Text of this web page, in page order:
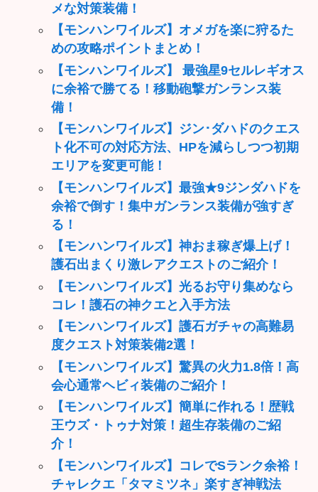
メな対策装備！
【モンハンワイルズ】オメガを楽に狩るた
めの攻略ポイントまとめ！
【モンハンワイルズ】 最強星9セルレギオス
に余裕で勝てる！移動砲撃ガンランス装
備！
【モンハンワイルズ】ジン･ダハドのクエス
ト化不可の対応方法、HPを減らしつつ初期
エリアを変更可能！
【モンハンワイルズ】最強★9ジンダハドを
余裕で倒す！集中ガンランス装備が強すぎ
る！
【モンハンワイルズ】神おま稼ぎ爆上げ！
護石出まくり激レアクエストのご紹介！
【モンハンワイルズ】光るお守り集めなら
コレ！護石の神クエと入手方法
【モンハンワイルズ】護石ガチャの高難易
度クエスト対策装備2選！
【モンハンワイルズ】驚異の火力1.8倍！高
会心通常ヘビィ装備のご紹介！
【モンハンワイルズ】簡単に作れる！歴戦
王ウズ・トゥナ対策！超生存装備のご紹
介！
【モンハンワイルズ】コレでSランク余裕！
チャレクエ「タマミツネ」楽すぎ神戦法